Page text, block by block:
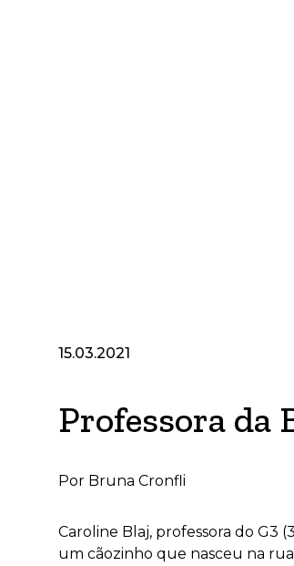
15.03.2021
Professora da
Por Bruna Cronfli
Caroline Blaj, professora do G3
um cãozinho que nasceu na rua